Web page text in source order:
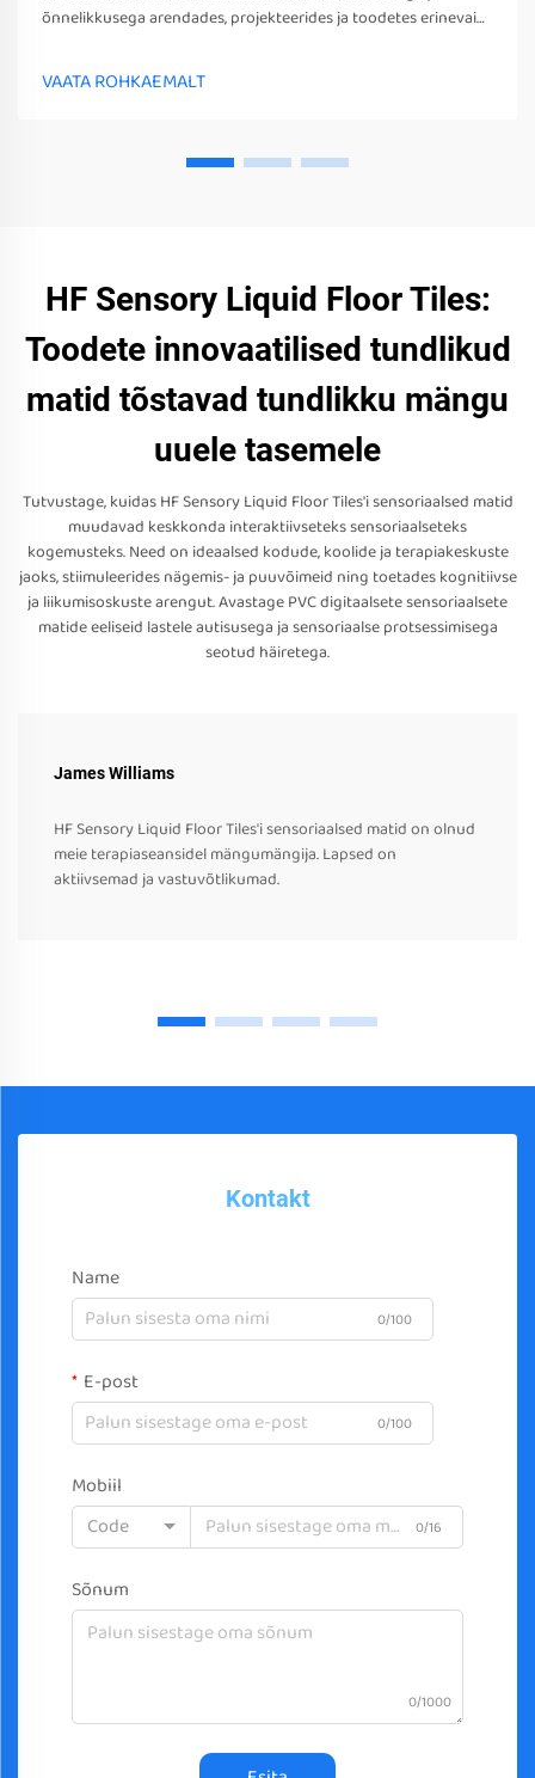
õnnelikkusega arendades, projekteerides ja toodetes erinevaid
tunneid
VAATA ROHKAEMALT
HF Sensory Liquid Floor Tiles:
Toodete innovaatilised tundlikud
matid tõstavad tundlikku mängu
uuele tasemele
Tutvustage, kuidas HF Sensory Liquid Floor Tiles'i sensoriaalsed matid
muudavad keskkonda interaktiivseteks sensoriaalseteks
kogemusteks. Need on ideaalsed kodude, koolide ja terapiakeskuste
jaoks, stiimuleerides nägemis- ja puuvõimeid ning toetades kognitiivse
ja liikumisoskuste arengut. Avastage PVC digitaalsete sensoriaalsete
matide eeliseid lastele autisusega ja sensoriaalse protsessimisega
seotud häiretega.
James Williams
HF Sensory Liquid Floor Tiles'i sensoriaalsed matid on olnud
meie terapiaseansidel mängumängija. Lapsed on
aktiivsemad ja vastuvõtlikumad.
Kontakt
Name
0/100
E-post
0/100
Mobiil
Code
0/16
Sõnum
0/1000